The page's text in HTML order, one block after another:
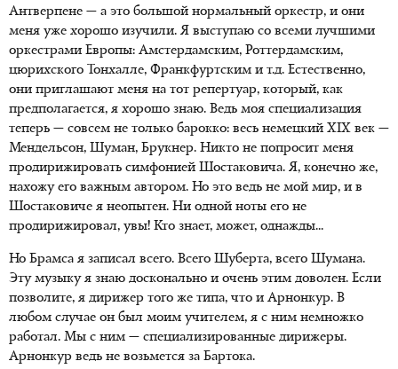
Антверпене — а это большой нормальный оркестр, и они
меня уже хорошо изучили. Я выступаю со всеми лучшими
оркестрами Европы: Амстердамским, Роттердамским,
цюрихского Тонхалле, Франкфуртским и т.д. Естественно,
они приглашают меня на тот репертуар, который, как
предполагается, я хорошо знаю. Ведь моя специализация
теперь — совсем не только барокко: весь немецкий XIX век —
Мендельсон, Шуман, Брукнер. Никто не попросит меня
продирижировать симфонией Шостаковича. Я, конечно же,
нахожу его важным автором. Но это ведь не мой мир, и в
Шостаковиче я неопытен. Ни одной ноты его не
продирижировал, увы! Кто знает, может, однажды...
Но Брамса я записал всего. Всего Шуберта, всего Шумана.
Эту музыку я знаю досконально и очень этим доволен. Если
позволите, я дирижер того же типа, что и Арнонкур. В
любом случае он был моим учителем, я с ним немножко
работал. Мы с ним — специализированные дирижеры.
Арнонкур ведь не возьмется за Бартока.